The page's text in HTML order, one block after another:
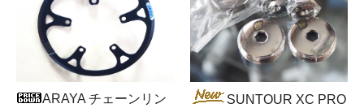
ARAYA チェーンリン
SUNTOUR XC PRO